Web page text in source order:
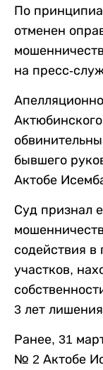
По
отменен
на пресс-
бывшего
Актобе
Суд признал
содействия в
участков,
3 лет
Ранее, 31
№ 2 Актобе